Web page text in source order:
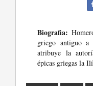
Biografia:
griego antiguo a
atribuye la
épicas griegas la